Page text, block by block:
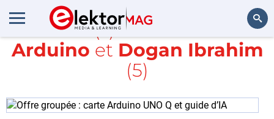
Rechercher
Article(s) avec la balise
Arduino et Dogan Ibrahim
(5)